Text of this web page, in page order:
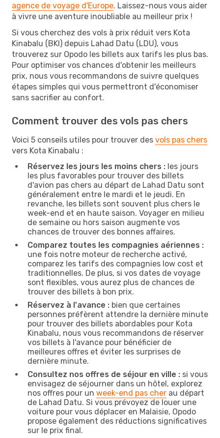
agence de voyage d'Europe. Laissez-nous vous aider
à vivre une aventure inoubliable au meilleur prix !
Si vous cherchez des vols à prix réduit vers Kota
Kinabalu (BKI) depuis Lahad Datu (LDU), vous
trouverez sur Opodo les billets aux tarifs les plus bas.
Pour optimiser vos chances d'obtenir les meilleurs
prix, nous vous recommandons de suivre quelques
étapes simples qui vous permettront d'économiser
sans sacrifier au confort.
Comment trouver des vols pas chers
Voici 5 conseils utiles pour trouver des vols pas chers
vers Kota Kinabalu :
Réservez les jours les moins chers : les jours
les plus favorables pour trouver des billets
d'avion pas chers au départ de Lahad Datu sont
généralement entre le mardi et le jeudi. En
revanche, les billets sont souvent plus chers le
week-end et en haute saison. Voyager en milieu
de semaine ou hors saison augmente vos
chances de trouver des bonnes affaires.
Comparez toutes les compagnies aériennes :
une fois notre moteur de recherche activé,
comparez les tarifs des compagnies low cost et
traditionnelles. De plus, si vos dates de voyage
sont flexibles, vous aurez plus de chances de
trouver des billets à bon prix.
Réservez à l'avance : bien que certaines
personnes préfèrent attendre la dernière minute
pour trouver des billets abordables pour Kota
Kinabalu, nous vous recommandons de réserver
vos billets à l'avance pour bénéficier de
meilleures offres et éviter les surprises de
dernière minute.
Consultez nos offres de séjour en ville : si vous
envisagez de séjourner dans un hôtel, explorez
nos offres pour un week-end pas cher au départ
de Lahad Datu. Si vous prévoyez de louer une
voiture pour vous déplacer en Malaisie, Opodo
propose également des réductions significatives
sur le prix final.